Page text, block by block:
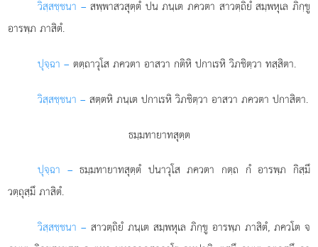
วิสฺสชฺชนา – สพฺพาสวสุตฺตํ ปน ภนฺเต ภควตา สาวตฺถิยํ สมฺพหุเล ภิกฺขู
อารพฺภ ภาสิตํ.
ปุจฺฉา – ตตฺถาวุโสภควตา อาสวา กติหิ ปกาเรหิ วิภชิตฺวา ทสฺสิตา.
วิสฺสชฺชนา – สตฺตหิ ภนฺเต ปกาเรหิ วิภชิตฺวา อาสวา ภควตา ปกาสิตา.
ธมฺมทายาทสุตฺต
ปุจฺฉา – ธมฺมทายาทสุตฺตํ ปนาวุโส ภควตา กตฺถ กํ อารพฺภ กิสฺมึ
วตฺถุสฺมึ ภาสิตํ.
วิสฺสชฺชนา – สาวตฺถิยํ ภนฺเต สมฺพหุเล ภิกฺขู อารพฺภ ภาสิตํ, ภควโต จ